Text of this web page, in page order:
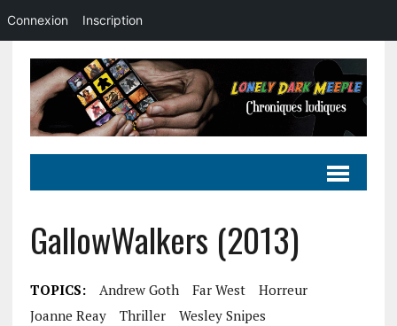
GallowWalkers (2013)
TOPICS: Andrew Goth Far West
Horreur
Joanne Reay
Thriller Wesley Snipes
Connexion Inscription